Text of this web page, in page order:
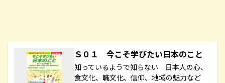
Ｓ０１ 今こそ学びたい日本のこと
知っているようで知らない 日本人の心、
食文化、職文化、信仰、地域の魅力など